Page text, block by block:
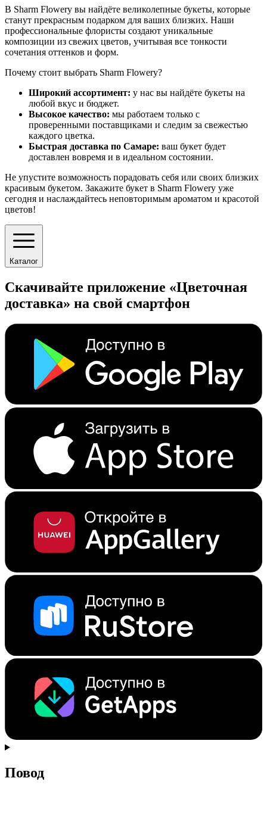
В Sharm Flowery вы найдёте великолепные букеты, которые
станут прекрасным подарком для ваших близких. Наши
профессиональные флористы создают уникальные
композиции из свежих цветов, учитывая все тонкости
сочетания оттенков и форм.
Почему стоит выбрать Sharm Flowery?
Широкий ассортимент: у нас вы найдёте букеты на
любой вкус и бюджет.
Высокое качество: мы работаем только с
проверенными поставщиками и следим за свежестью
каждого цветка.
Быстрая доставка по Самаре: ваш букет будет
доставлен вовремя и в идеальном состоянии.
Не упустите возможность порадовать себя или своих близких
красивым букетом. Закажите букет в Sharm Flowery уже
сегодня и наслаждайтесь неповторимым ароматом и красотой
цветов!
Каталог
Скачивайте приложение «Цветочная
доставка» на свой смартфон
Повод